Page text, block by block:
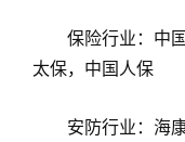
保险行业：中
太保，中国人保
安防行业：海